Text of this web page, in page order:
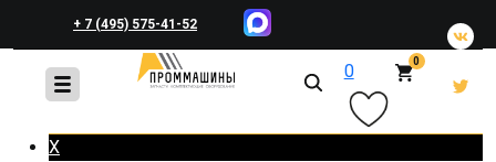
+ 7 (495) 575-41-52
+ 7 (495) 648-45-83 0 0
X